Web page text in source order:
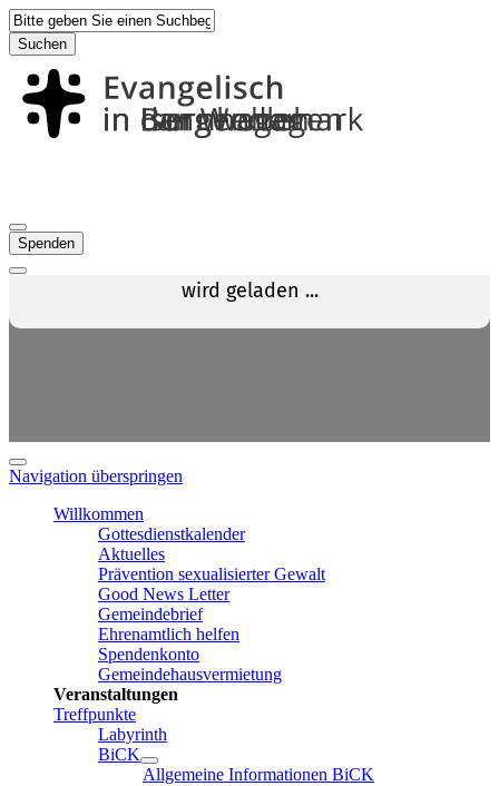
Suchen
Spenden
Navigation überspringen
Willkommen
Gottesdienstkalender
Aktuelles
Prävention sexualisierter Gewalt
Good News Letter
Gemeindebrief
Ehrenamtlich helfen
Spendenkonto
Gemeindehausvermietung
Veranstaltungen
Treffpunkte
Labyrinth
BiCK
Allgemeine Informationen BiCK